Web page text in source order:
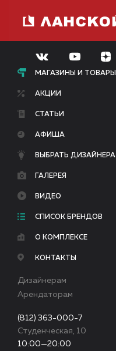
МАГАЗИНЫ И ТОВАРЫ
АКЦИИ
СТАТЬИ
АФИША
ВЫБРАТЬ ДИЗАЙНЕРА
ГАЛЕРЕЯ
ВИДЕО
СПИСОК БРЕНДОВ
О КОМПЛЕКСЕ
КОНТАКТЫ
Дизайнерам
Арендаторам
(812) 363-000-7
Студенческая, 10
10:00—20:00